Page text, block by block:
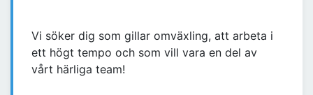
Vi söker dig som gillar omväxling, att arbeta i
ett högt tempo och som vill vara en del av
vårt härliga team!